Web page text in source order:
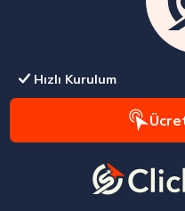
Hızlı Kurulum